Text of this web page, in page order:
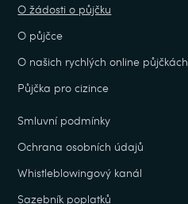
O žádosti o půjčku
O půjčce
O našich rychlých online půjčkách
Půjčka pro cizince
Smluvní podmínky
Ochrana osobních údajů
Whistleblowingový kanál
Sazebník poplatků